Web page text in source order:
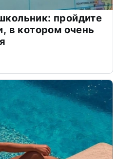
пройдите
в котором очень